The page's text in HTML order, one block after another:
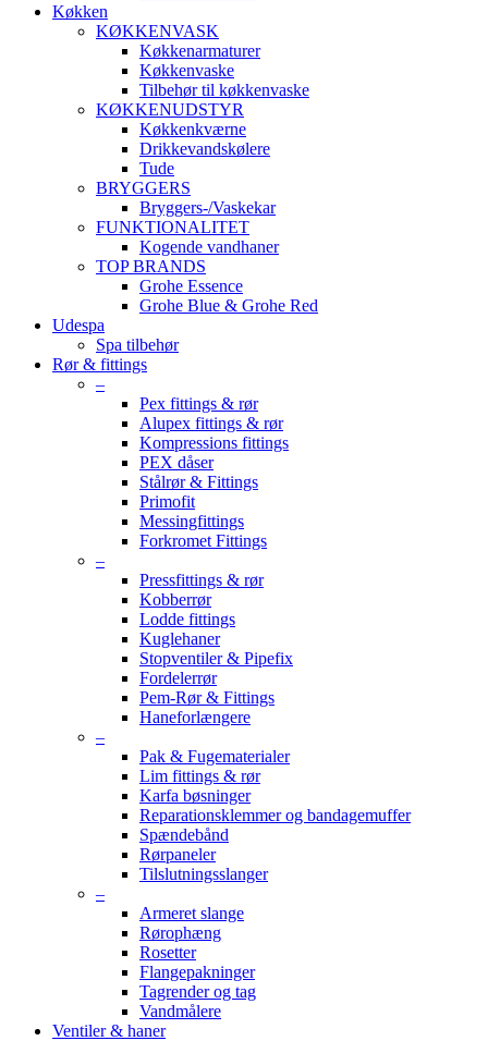
Køkken
KØKKENVASK
Køkkenarmaturer
Køkkenvaske
Tilbehør til køkkenvaske
KØKKENUDSTYR
Køkkenkværne
Drikkevandskølere
Tude
BRYGGERS
Bryggers-/Vaskekar
FUNKTIONALITET
Kogende vandhaner
TOP BRANDS
Grohe Essence
Grohe Blue & Grohe Red
Udespa
Spa tilbehør
Rør & fittings
–
Pex fittings & rør
Alupex fittings & rør
Kompressions fittings
PEX dåser
Stålrør & Fittings
Primofit
Messingfittings
Forkromet Fittings
–
Pressfittings & rør
Kobberrør
Lodde fittings
Kuglehaner
Stopventiler & Pipefix
Fordelerrør
Pem-Rør & Fittings
Haneforlængere
–
Pak & Fugematerialer
Lim fittings & rør
Karfa bøsninger
Reparationsklemmer og bandagemuffer
Spændebånd
Rørpaneler
Tilslutningsslanger
–
Armeret slange
Rørophæng
Rosetter
Flangepakninger
Tagrender og tag
Vandmålere
Ventiler & haner